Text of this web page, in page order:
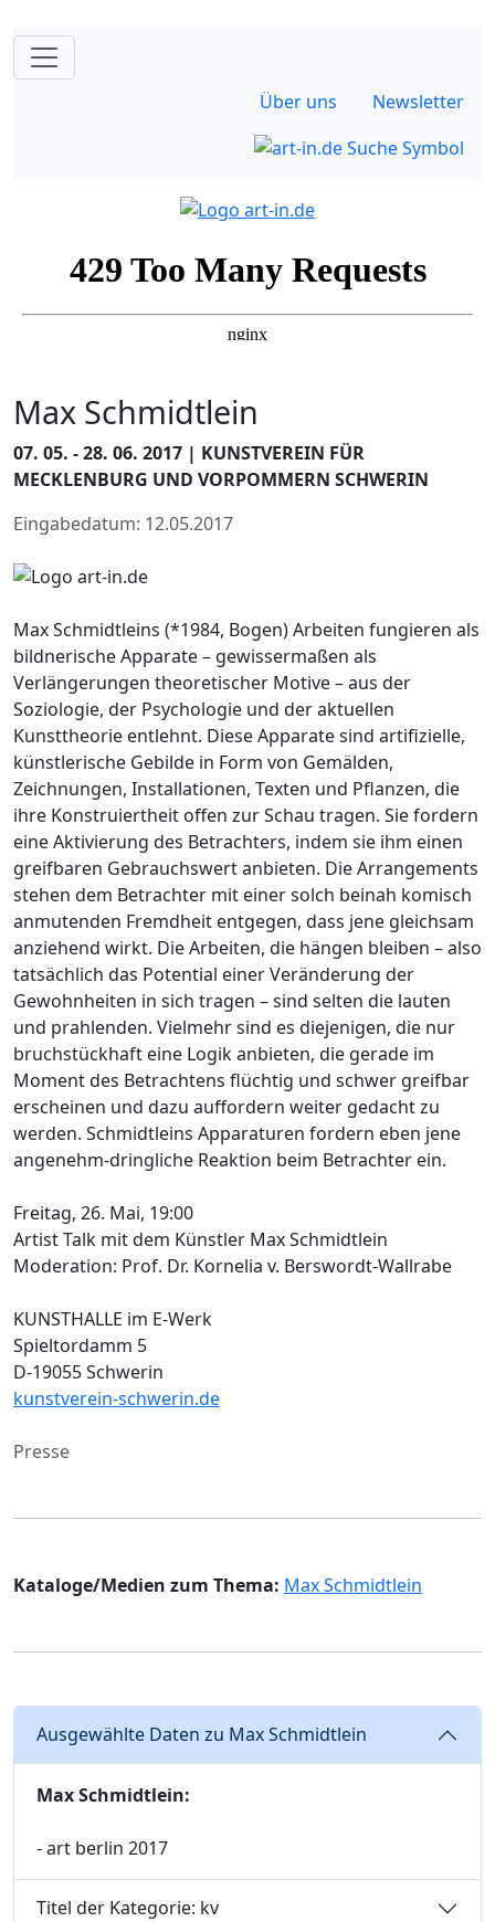
Über uns Newsletter
Max Schmidtlein
07. 05. - 28. 06. 2017 | KUNSTVEREIN FÜR
MECKLENBURG UND VORPOMMERN SCHWERIN
Eingabedatum: 12.05.2017
Max Schmidtleins (*1984, Bogen) Arbeiten fungieren als
bildnerische Apparate – gewissermaßen als
Verlängerungen theoretischer Motive – aus der
Soziologie, der Psychologie und der aktuellen
Kunsttheorie entlehnt. Diese Apparate sind artifizielle,
künstlerische Gebilde in Form von Gemälden,
Zeichnungen, Installationen, Texten und Pflanzen, die
ihre Konstruiertheit offen zur Schau tragen. Sie fordern
eine Aktivierung des Betrachters, indem sie ihm einen
greifbaren Gebrauchswert anbieten. Die Arrangements
stehen dem Betrachter mit einer solch beinah komisch
anmutenden Fremdheit entgegen, dass jene gleichsam
anziehend wirkt. Die Arbeiten, die hängen bleiben – also
tatsächlich das Potential einer Veränderung der
Gewohnheiten in sich tragen – sind selten die lauten
und prahlenden. Vielmehr sind es diejenigen, die nur
bruchstückhaft eine Logik anbieten, die gerade im
Moment des Betrachtens flüchtig und schwer greifbar
erscheinen und dazu auffordern weiter gedacht zu
werden. Schmidtleins Apparaturen fordern eben jene
angenehm-dringliche Reaktion beim Betrachter ein.
Freitag, 26. Mai, 19:00
Artist Talk mit dem Künstler Max Schmidtlein
Moderation: Prof. Dr. Kornelia v. Berswordt-Wallrabe
KUNSTHALLE im E-Werk
Spieltordamm 5
D-19055 Schwerin
kunstverein-schwerin.de
Presse
Kataloge/Medien zum Thema: Max Schmidtlein
Ausgewählte Daten zu Max Schmidtlein
Max Schmidtlein:
- art berlin 2017
Titel der Kategorie: kv